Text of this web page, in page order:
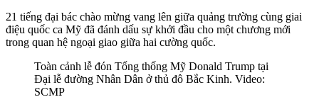
21 tiếng đại bác chào mừng vang lên giữa quảng trường cùng giai
điệu quốc ca Mỹ đã đánh dấu sự khởi đầu cho một chương mới
trong quan hệ ngoại giao giữa hai cường quốc.
Toàn cảnh lễ đón Tổng thống Mỹ Donald Trump tại
Đại lễ đường Nhân Dân ở thủ đô Bắc Kinh. Video:
SCMP